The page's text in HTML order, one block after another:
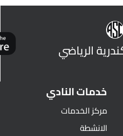
الرياضي
خدمات النادي
مركز الخدمات
الانشطة